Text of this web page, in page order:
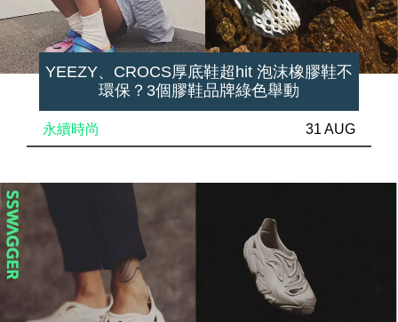
YEEZY、CROCS厚底鞋超hit 泡沫橡膠鞋不
環保？3個膠鞋品牌綠色舉動
永續時尚 31 AUG